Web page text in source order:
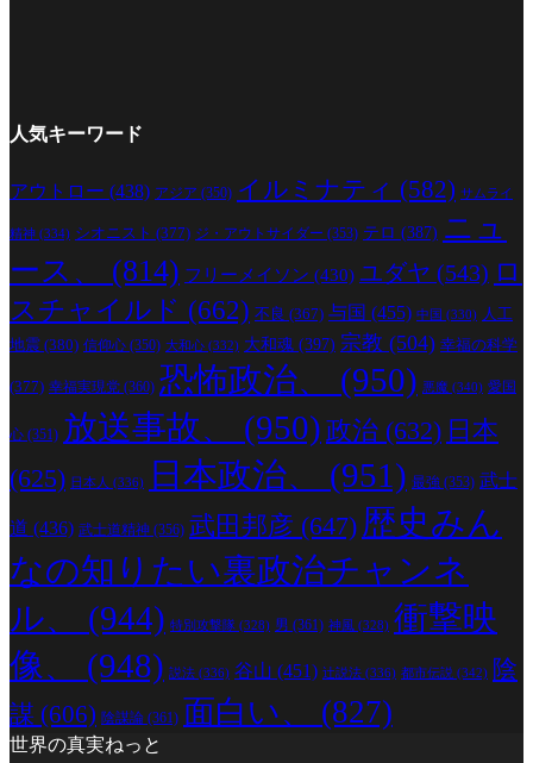
人気キーワード
アウトロー (438) アジア (350) イルミナティ (582) サムライ
精神 (334) シオニスト (377) ジ・アウトサイダー (353) テロ (387) ニュ
ース、
(814) フリーメイソン (430) ユダヤ (543) ロ
スチャイルド (662) 不良 (367) 与国 (455) 中国 (330) 人工
地震 (380) 信仰心 (350) 大和心 (332) 大和魂 (397) 宗教 (504) 幸福の科学
(377) 幸福実現党 (360) 恐怖政治、 (950) 悪魔 (340) 愛国
心 (351) 放送事故、 (950) 政治 (632) 日本
(625) 日本人 (336) 日本政治、 (951) 最強 (353) 武士
道 (436) 武士道精神 (356) 武田邦彦 (647) 歴史みん
なの知りたい裏政治チャンネ
ル、
(944) 特別攻撃隊 (328) 男 (361) 神風 (328) 衝撃映
像、
(948) 説法 (336) 谷山 (451) 辻説法 (336) 都市伝説 (342) 陰
謀 (606) 陰謀論 (361) 面白い、 (827)
世界の真実ねっと